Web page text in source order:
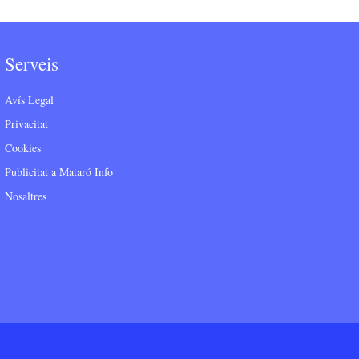
Serveis
Avís Legal
Privacitat
Cookies
Publicitat a Mataró Info
Nosaltres